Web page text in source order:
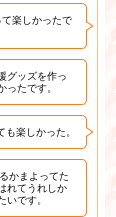
楽しかったで
グッズを作っ
ったです。
も楽しかった。
かまよってた
れてうれしか
いです。